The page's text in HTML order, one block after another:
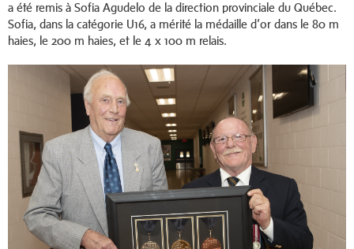
a été remis à Sofia Agudelo de la direction provinciale du Québec.
Sofia, dans la catégorie U16, a mérité la médaille d’or dans le 80 m
haies, le 200 m haies, et le 4 x 100 m relais.